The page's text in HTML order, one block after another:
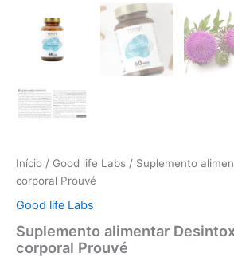
Início / Good life Labs / Suplemento
corporal Prouvé
Good life Labs
Suplemento alimentar
corporal Prouvé